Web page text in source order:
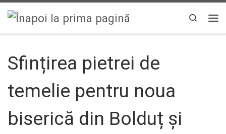
Sari la conținut
Search
Sfințirea pietrei de
temelie pentru noua
biserică din Bolduț și